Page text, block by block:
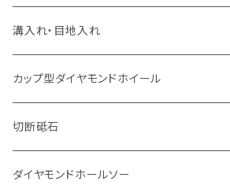
一般道路カッター用
セグメント（特殊凸凹加工チップ
セグメント
セグメント（特殊凸凹加工チップ
インターロッキング切断用
セグメントタイプ
一般道路カッター用
鋳鉄管切断用
セグメントタイプ
埋設鋳鉄管工事対応タイプ
ヒューム管・U字溝切断用
セグメント
アスファルト切断用
セグメント（特殊凸凹加工チップ
セグメント
セグメント（特殊凸凹加工チップ
レンガ切断用
セグメント
セグメント（特殊凸凹加工チップ
インターロッキング切断用
セグメントタイプ
一般道路カッター用
鋳鉄管切断用
セグメントタイプ
ヒューム管・U字溝切断用
一般道路カッター用
セグメントタイプ
インターロッキング切断用
セグメントタイプ
一般道路カッター用
鋳鉄管切断用
セグメントタイプ
埋設鋳鉄管工事対応タイプ
ヒューム管・U字溝切断用
セグメントタイプ
アスファルト切断用
有効長 250mm
有効長 370mm
Ｃロット
有効長 250mm
M27
有効長 250mm
道路（アスファルト用）
255mm（10インチ）
305mm（12インチ）
道路（コンクリート舗装面）
255mm（10インチ）
305mm（12インチ）
道路（アス・コン兼用）
305mm（12インチ）
溝入れ・目地入れ
V型チップ
ストレート型チップ
U型チップ
カップ型ダイヤモンドホイール
100mm（4インチ）
125mm（5インチ）
切断砥石
金属用
ダイヤモンドホールソー